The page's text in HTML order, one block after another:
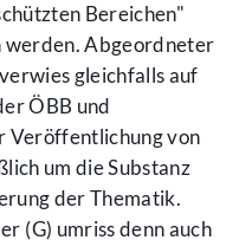
Bereichen"
werden. Abgeordneter
gleichfalls auf
ÖBB und
Veröffentlichung von
um die Substanz
der Thematik.
(G) umriss denn auch